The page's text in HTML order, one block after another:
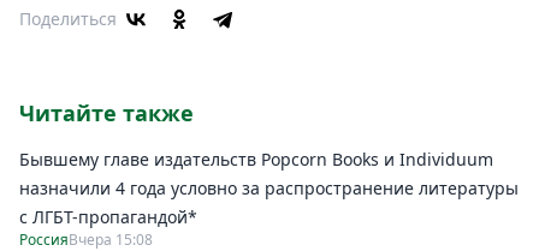
Поделиться
Читайте также
Бывшему главе издательств Popcorn Books и Individuum
назначили 4 года условно за распространение литературы
с ЛГБТ-пропагандой*
РоссияВчера 15:08